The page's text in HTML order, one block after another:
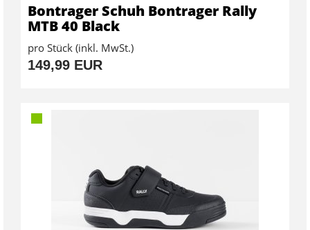
Bontrager Schuh Bontrager Rally
MTB 40 Black
pro Stück (inkl. MwSt.)
149,99 EUR